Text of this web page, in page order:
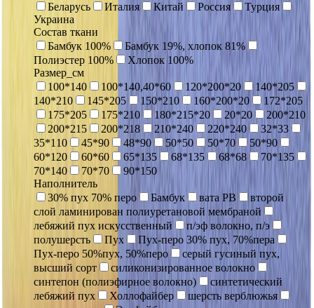
Беларусь
Италия Китай Россия
Турция
Украина
Состав ткани
Бамбук 100%
Бамбук 19%, хлопок 81%
Полиэстер 100%
Хлопок 100%
Размер_см
100*140
100*140,40*60 120*200*20
140*205
140*210
145*205 150*210 160*200*20
172*205
175*205
175*210 180*215*20 20*20
200*210
200*215
200*218 210*240 220*240
32*33
35*110
45*90 48*90 50*50 50*70
50*90
60*120
60*60 65*135 68*135 68*68
70*135
70*140
70*70
90*150
Наполнитель
30% пух 70% перо
Бамбук вата РВ
второй
слой ламинирован полиуретановой мембраной
лебяжий пух искусственный
п/эф волокно, п/э
полушерсть
Пух
Пух-перо 30% пух, 70%пера
Пух-перо 50%пух, 50%перо
серый гусиный пух,
высший сорт
силиконизированное волокно
синтепон (полиэфирное волокно)
синтетический
лебяжий пух
Холлофайбер
шерсть верблюжья